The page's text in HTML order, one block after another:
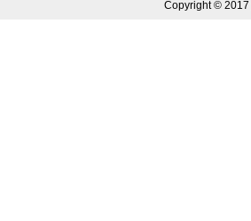
Copyright © 2017